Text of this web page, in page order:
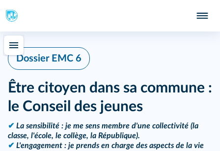
Dossier EMC 6
Être citoyen dans sa commune :
le Conseil des jeunes
✔ La sensibilité : je me sens membre d'une collectivité (la
classe, l'école, le collège, la République).
✔ L'engagement : je prends en charge des aspects de la vie